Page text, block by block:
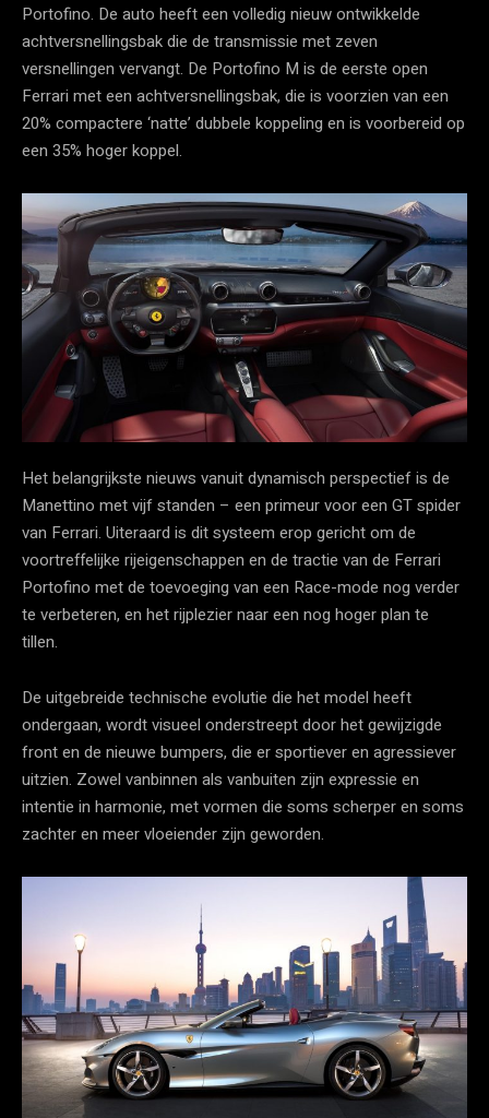
Portofino. De auto heeft een volledig nieuw ontwikkelde
achtversnellingsbak die de transmissie met zeven
versnellingen vervangt. De Portofino M is de eerste open
Ferrari met een achtversnellingsbak, die is voorzien van een
20% compactere ‘natte’ dubbele koppeling en is voorbereid op
een 35% hoger koppel.
Het belangrijkste nieuws vanuit dynamisch perspectief is de
Manettino met vijf standen – een primeur voor een GT spider
van Ferrari. Uiteraard is dit systeem erop gericht om de
voortreffelijke rijeigenschappen en de tractie van de Ferrari
Portofino met de toevoeging van een Race-mode nog verder
te verbeteren, en het rijplezier naar een nog hoger plan te
tillen.
De uitgebreide technische evolutie die het model heeft
ondergaan, wordt visueel onderstreept door het gewijzigde
front en de nieuwe bumpers, die er sportiever en agressiever
uitzien. Zowel vanbinnen als vanbuiten zijn expressie en
intentie in harmonie, met vormen die soms scherper en soms
zachter en meer vloeiender zijn geworden.